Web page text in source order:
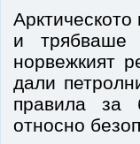
и
норвежкият
дали
правила за
относно